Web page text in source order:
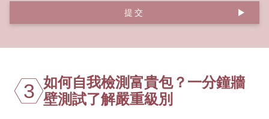
提交
3 如何自我檢測富貴包？一分鐘牆
壁測試了解嚴重級別